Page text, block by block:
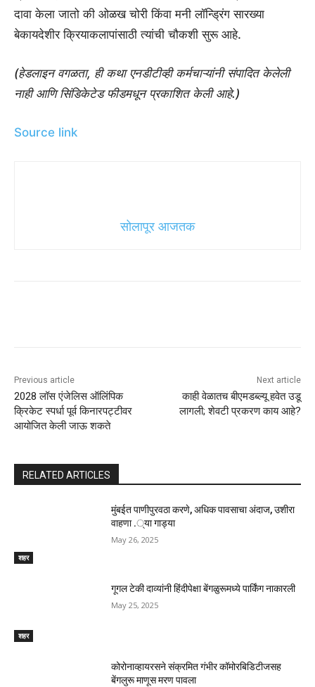
दावा केला जातो की ओळख चोरी किंवा मनी लॉन्ड्रिंग सारख्या
बेकायदेशीर क्रियाकलापांसाठी त्यांची चौकशी सुरू आहे.
(हेडलाइन वगळता, ही कथा एनडीटीव्ही कर्मचाऱ्यांनी संपादित केलेली
नाही आणि सिंडिकेटेड फीडमधून प्रकाशित केली आहे.)
Source link
सोलापूर आजतक
Previous article
2028 लॉस एंजेलिस ऑलिंपिक
क्रिकेट स्पर्धा पूर्व किनारपट्टीवर
आयोजित केली जाऊ शकते
Next article
काही वेळातच बीएमडब्ल्यू हवेत उडू
लागली; शेवटी प्रकरण काय आहे?
RELATED ARTICLES
शहर
मुंबईत पाणीपुरवठा करणे, अधिक पावसाचा अंदाज, उशीरा
वाहणा .्या गाड्या
May 26, 2025
शहर
गूगल टेकी दाव्यांनी हिंदीपेक्षा बेंगळुरूमध्ये पार्किंग नाकारली
May 25, 2025
कोरोनाव्हायरसने संक्रमित गंभीर कॉमोरबिडिटीजसह
बेंगलुरू माणूस मरण पावला